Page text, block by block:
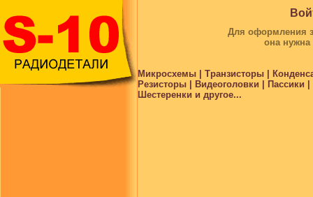
Для оформления
она
Микросхемы | Транзисторы |
Резисторы | Видеоголовки |
Шестеренки и другое...